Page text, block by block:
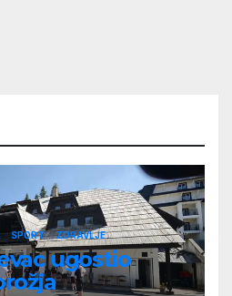
SPORT ZDRAVLJE
ugostio